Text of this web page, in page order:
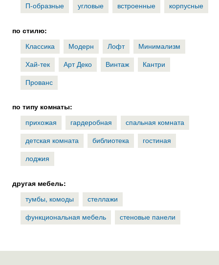
П-образные
угловые встроенные корпусные
по стилю:
Классика
Модерн Лофт
Минимализм
Хай-тек
Арт Деко Винтаж
Кантри
Прованс
по типу комнаты:
прихожая
гардеробная
спальная комната
детская комната
библиотека
гостиная
лоджия
другая мебель:
тумбы, комоды
стеллажи
функциональная мебель
стеновые панели